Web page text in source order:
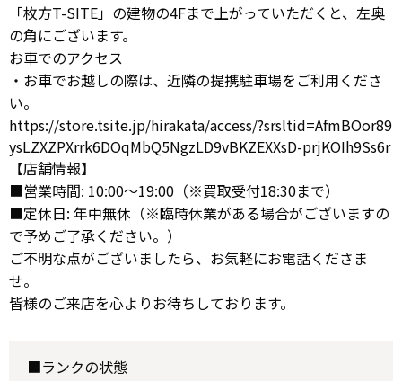
「枚方T-SITE」の建物の4Fまで上がっていただくと、左奥
の角にございます。
お車でのアクセス
・お車でお越しの際は、近隣の提携駐車場をご利用くださ
い。
https://store.tsite.jp/hirakata/access/?srsltid=AfmBOor89
ysLZXZPXrrk6DOqMbQ5NgzLD9vBKZEXXsD-prjKOIh9Ss6r
【店舗情報】
■営業時間: 10:00～19:00（※買取受付18:30まで）
■定休日: 年中無休（※臨時休業がある場合がございますの
で予めご了承ください。）
ご不明な点がございましたら、お気軽にお電話くださま
せ。
皆様のご来店を心よりお待ちしております。
■ランクの状態